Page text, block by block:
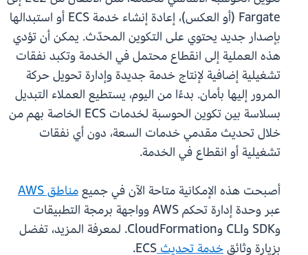
Fargate (أو العكس)، إعادة إنشاء خدمة ECS أو استبدالها
بإصدار جديد يحتوي على التكوين المحدّث. يمكن أن تؤدي
هذه العملية إلى انقطاع محتمل في الخدمة وتكبد نفقات
تشغيلية إضافية لإنتاج خدمة جديدة وإدارة تحويل حركة
المرور إليها بأمان. بدءًا من اليوم، يستطيع العملاء التبديل
بسلاسة بين تكوين الحوسبة لخدمات ECS الخاصة بهم من
خلال تحديث مقدمي خدمات السعة، دون أي نفقات
تشغيلية أو انقطاع في الخدمة.
أصبحت هذه الإمكانية متاحة الآن في جميعمناطق AWS
عبر وحدة إدارة تحكم AWS وواجهة برمجة التطبيقات
وSDK وCLI وCloudFormation. لمعرفة المزيد، تفضل
بزيارة وثائقخدمة تحديثECS.